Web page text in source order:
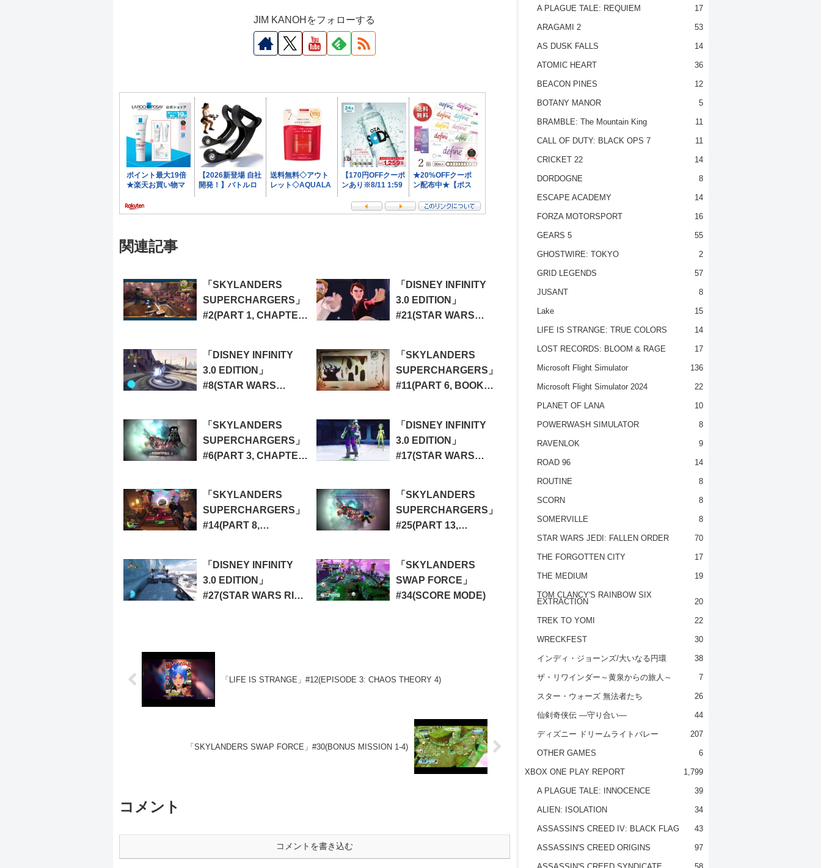
JIM KANOHをフォローする
関連記事
「SKYLANDERS
SUPERCHARGERS」
#2(PART 1, CHAPTER
「DISNEY INFINITY
3.0 EDITION」
#21(STAR WARS
「DISNEY INFINITY
3.0 EDITION」
#8(STAR WARS
「SKYLANDERS
SUPERCHARGERS」
#11(PART 6, BOOK
「SKYLANDERS
SUPERCHARGERS」
#6(PART 3, CHAPTER
「DISNEY INFINITY
3.0 EDITION」
#17(STAR WARS
「SKYLANDERS
SUPERCHARGERS」
#14(PART 8,
「SKYLANDERS
SUPERCHARGERS」
#25(PART 13,
「DISNEY INFINITY
3.0 EDITION」
#27(STAR WARS RISE
「SKYLANDERS
SWAP FORCE」
#34(SCORE MODE)
「LIFE IS STRANGE」#12(EPISODE 3: CHAOS THEORY 4)
「SKYLANDERS SWAP FORCE」#30(BONUS MISSION 1-4)
コメント
コメントを書き込む
A PLAGUE TALE: REQUIEM 17
ARAGAMI 2 53
AS DUSK FALLS 14
ATOMIC HEART 36
BEACON PINES 12
BOTANY MANOR 5
BRAMBLE: The Mountain King 11
CALL OF DUTY: BLACK OPS 7 11
CRICKET 22 14
DORDOGNE 8
ESCAPE ACADEMY 14
FORZA MOTORSPORT 16
GEARS 5 55
GHOSTWIRE: TOKYO 2
GRID LEGENDS 57
JUSANT 8
Lake 15
LIFE IS STRANGE: TRUE COLORS 14
LOST RECORDS: BLOOM & RAGE 17
Microsoft Flight Simulator 136
Microsoft Flight Simulator 2024 22
PLANET OF LANA 10
POWERWASH SIMULATOR 8
RAVENLOK 9
ROAD 96 14
ROUTINE 8
SCORN 8
SOMERVILLE 8
STAR WARS JEDI: FALLEN ORDER 70
THE FORGOTTEN CITY 17
THE MEDIUM 19
TOM CLANCY'S RAINBOW SIX
EXTRACTION 20
TREK TO YOMI 22
WRECKFEST 30
インディ・ジョーンズ/大いなる円環 38
ザ・リワインダー～黄泉からの旅人～ 7
スター・ウォーズ 無法者たち 26
仙剣奇侠伝 ―守り合い― 44
ディズニー ドリームライトバレー 207
OTHER GAMES 6
XBOX ONE PLAY REPORT 1,799
A PLAGUE TALE: INNOCENCE 39
ALIEN: ISOLATION 34
ASSASSIN'S CREED IV: BLACK FLAG 43
ASSASSIN'S CREED ORIGINS 97